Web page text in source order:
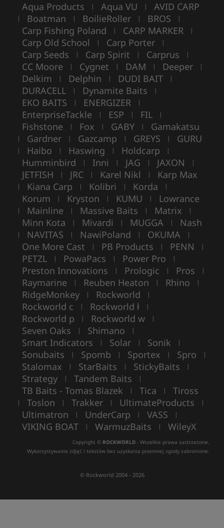
Aqua Products | Aqua VU | AVID CARP
| Boatman | BoilieRoller | BROS |
Carp Fishing Poland | CARP MARKER |
Carp Old School | Carp Porter |
Carp Seeds | Carp Spirit | Carprus |
CC Moore | Cygnet | DAM | Deeper |
Delkim | Delphin | DUDI BAIT |
DURACELL | Dynamite Baits |
EKO BAITS | ENERGIZER |
EnterpriseTackle | ESP | FIL |
Fishstone | Fox | GABY | Gamakatsu
| Gardner | Gazcamp | GREYS | GURU
| Haibo | Haswing | Holdcarp |
Humminbird | Inni | JAG | JAXON |
JETFISH | JRC | Karel Nikl | Karp Max
| Kiana Carp | Kolibri | Korda |
Korum | Kryston | KUMU | Lowrance
| Mainline | Massive Baits | Matrix |
Minn Kota | Mivardi | MUGGA | Nash
| NAVITAS | NawiPoland | OKUMA |
One More Cast | PB Products | PENN |
PETZL | PowaPacs | Power Pro |
Preston Innovations | Prologic | Pros |
Raymarine | Reuben Heaton | Rhino |
RidgeMonkey | Rockworld |
Rockworld c | Rockworld ł |
Rockworld p | Rockworld w |
Seven Oaks | Shimano |
Smart Indicators | Solar | Sonik |
Sonubaits | Spomb | Sportex | Spro |
Stalomax | StarBaits | StickyBaits |
Strategy | Tandem Baits |
TB Baits - Tomas Blazek | Tica | Tiross
| Toslon | Trakker | UltimateProducts |
Ultimatron | UnderCarp | VASS |
VIKING BOAT | WarmuzBaits | WileyX
Copyright © ROCKWORLD - Wszelkie prawa zastrzeżone.
Wykorzystywanie zdjęć i tekstów bez uzyskania pisemnej zgody zabronione.
© Rockworld 2004 - 2026